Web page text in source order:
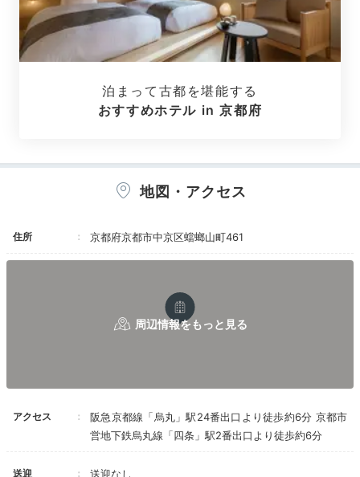
には現代アートを展示。一味違ったホテルステイに、期
待がふくらみます。
泊まって古都を堪能する
おすすめホテル in 京都府
地図・アクセス
住所 京都府京都市中京区蟷螂山町461
アクセス
阪急京都線「烏丸」駅24番出口より徒歩約6分 京都市
営地下鉄烏丸線「四条」駅2番出口より徒歩約6分
送迎 送迎なし